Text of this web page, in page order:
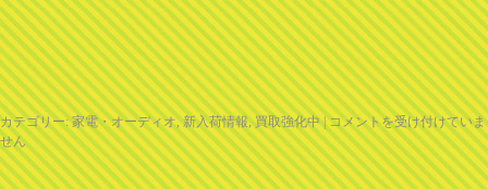
カテゴリー: 家電・オーディオ,新入荷情報,買取強化中 | コメントを受け付けていま
せん